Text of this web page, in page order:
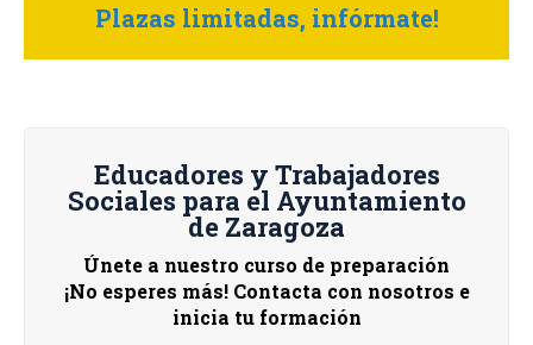
Plazas limitadas, infórmate!
Educadores y Trabajadores
Sociales para el Ayuntamiento
de Zaragoza
Únete a nuestro curso de preparación
¡No esperes más! Contacta con nosotros e
inicia tu formación